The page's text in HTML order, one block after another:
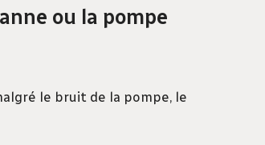
ou la pompe
le bruit de la pompe, le